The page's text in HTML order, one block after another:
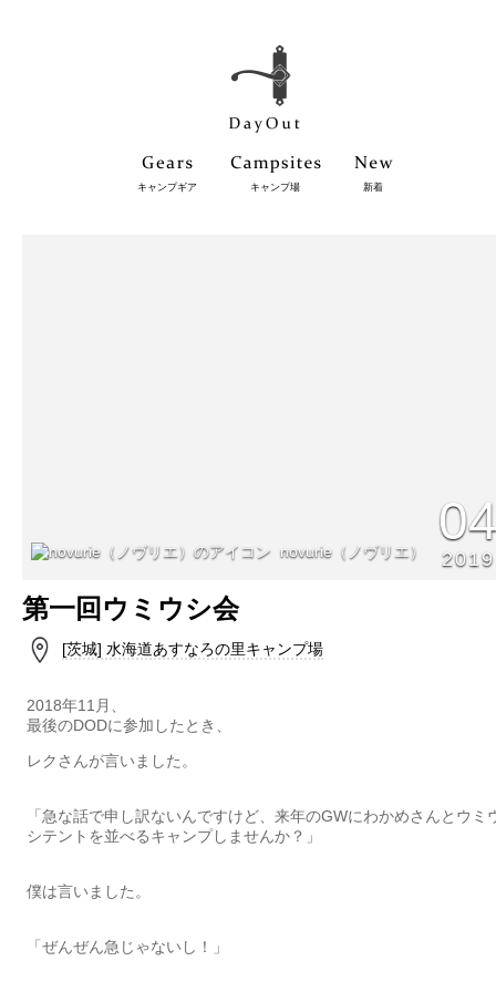
キャンプギア キャンプ場 新着
novurie（ノヴリエ） 2019
第一回ウミウシ会
[茨城] 水海道あすなろの里キャンプ場
2018年11月、
最後のDODに参加したとき、
レクさんが言いました。
「急な話で申し訳ないんですけど、来年のGWにわかめさんとウミ
シテントを並べるキャンプしませんか？」
僕は言いました。
「ぜんぜん急じゃないし！」